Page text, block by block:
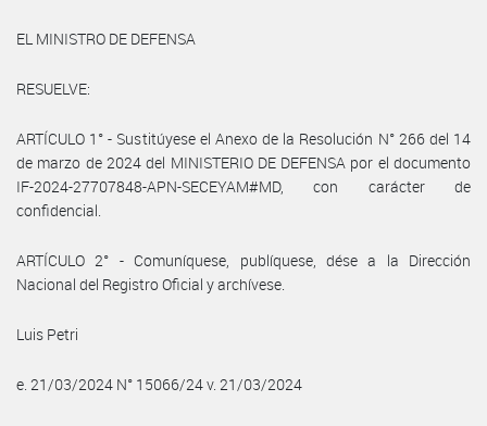
EL MINISTRO DE DEFENSA
RESUELVE:
ARTÍCULO 1° - Sustitúyese el Anexo de la Resolución N° 266 del 14
de marzo de 2024 del MINISTERIO DE DEFENSA por el documento
IF-2024-27707848-APN-SECEYAM#MD, con carácter de
confidencial.
ARTÍCULO 2° - Comuníquese, publíquese, dése a la Dirección
Nacional del Registro Oficial y archívese.
Luis Petri
e. 21/03/2024 N° 15066/24 v. 21/03/2024